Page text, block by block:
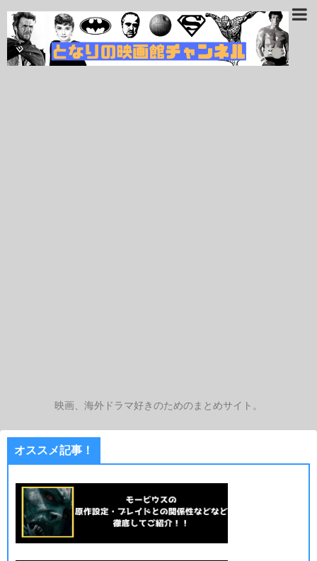
映画、海外ドラマ好きのためのまとめサイト。
オススメ記事！